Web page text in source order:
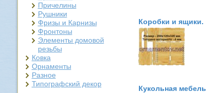
Причелины
Рушники
Фризы и Карнизы
Фронтоны
Элементы домовой
резьбы
Ковка
Орнаменты
Разное
Типографский декор
Коробки и ящики.
Кукольная мебель